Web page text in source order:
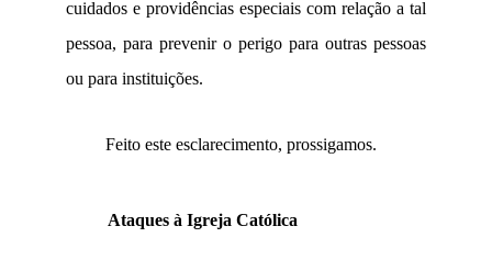
cuidados e providências especiais com relação a tal
pessoa, para prevenir o perigo para outras pessoas
ou para instituições.
Feito este esclarecimento, prossigamos.
Ataques à Igreja Católica